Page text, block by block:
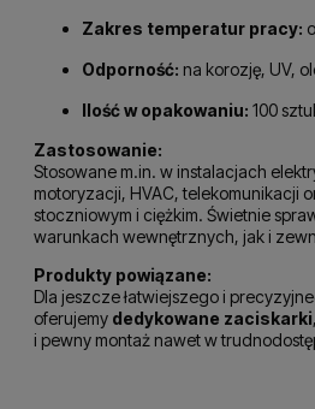
Zakres temperatur pracy:
Odporność: na korozję, UV,
Ilość w opakowaniu: 100
Zastosowanie:
Stosowane m.in. w instalacjach
motoryzacji, HVAC, telekomunikacji
stoczniowym i ciężkim. Świetnie
warunkach wewnętrznych, jak i
Produkty powiązane:
Dla jeszcze łatwiejszego i
oferujemy dedykowane zaciskarki
i pewny montaż nawet w